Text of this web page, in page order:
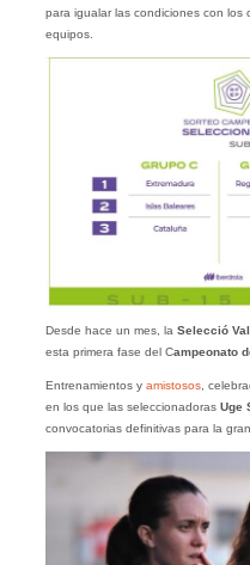
para igualar las condiciones con los
equipos.
Desde hace un mes, la Selecció
esta primera fase del Campeonato
Entrenamientos y amistosos,
en los que las seleccionadoras Uge
convocatorias definitivas para la gran